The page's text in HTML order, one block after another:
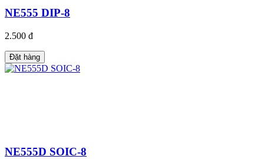
NE555 DIP-8
2.500 đ
Đặt hàng
NE555D SOIC-8